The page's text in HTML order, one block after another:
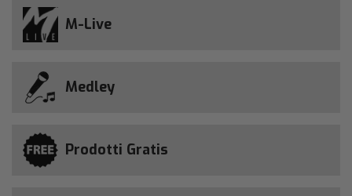
M-Live
Medley
Prodotti Gratis